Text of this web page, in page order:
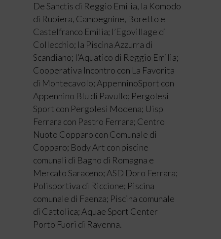
De Sanctis di Reggio Emilia, la Komodo
di Rubiera, Campegnine, Boretto e
Castelfranco Emilia; l’Egovillage di
Collecchio; la Piscina Azzurra di
Scandiano; l’Aquatico di Reggio Emilia;
Cooperativa Incontro con La Favorita
di Montecavolo; AppenninoSport con
Appennino Blu di Pavullo; Pergolesi
Sport con Pergolesi Modena; Uisp
Ferrara con Pastro Ferrara; Centro
Nuoto Copparo con Comunale di
Copparo; Body Art con piscine
comunali di Bagno di Romagna e
Mercato Saraceno; ASD Doro Ferrara;
Polisportiva di Riccione; Piscina
comunale di Faenza; Piscina comunale
di Cattolica; Aquae Sport Center
Porto Fuori di Ravenna.